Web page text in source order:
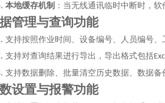
本地缓存机制 ：当无线通讯临时中断时，
管理与查询功能
支持按照作业时间、设备编号、人员编号
支持对查询结果进行导出，导出格式包括
支持数据删除、批量清空历史数据、数据备
设置与报警功能